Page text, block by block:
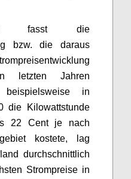
fasst die
bzw. die daraus
letzten Jahren
beispielsweise in
die Kilowattstunde
22 Cent je nach
kostete, lag
durchschnittlich
Strompreise in